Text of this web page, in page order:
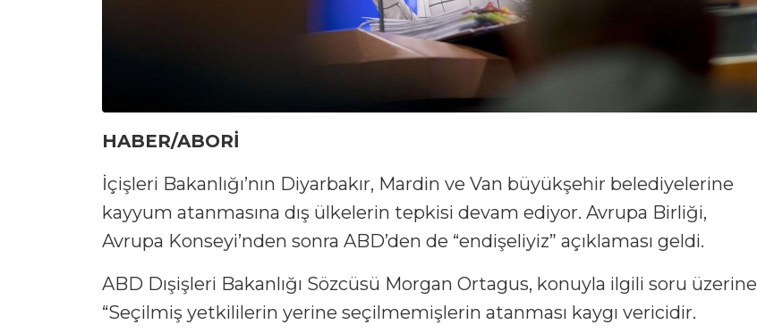
HABER/ABORİ
İçişleri Bakanlığı’nın Diyarbakır, Mardin ve Van büyükşehir belediyelerine
kayyum atanmasına dış ülkelerin tepkisi devam ediyor. Avrupa Birliği,
Avrupa Konseyi’nden sonra ABD’den de “endişeliyiz” açıklaması geldi.
ABD Dışişleri Bakanlığı Sözcüsü Morgan Ortagus, konuyla ilgili soru üzerine
“Seçilmiş yetkililerin yerine seçilmemişlerin atanması kaygı vericidir.